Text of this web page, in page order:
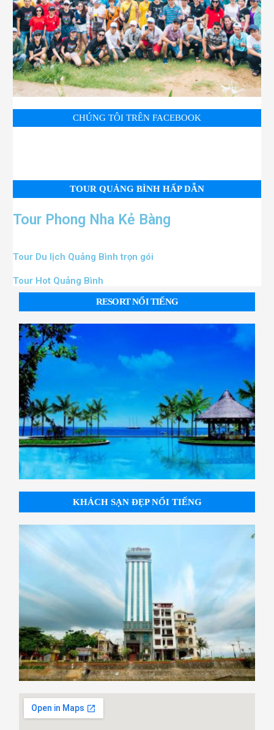
CHÚNG TÔI TRÊN FACEBOOK
TOUR QUẢNG BÌNH HẤP DẪN
Tour Phong Nha Kẻ Bàng
Tour Du lịch Quảng Bình trọn gói
Tour Hot Quảng Bình
RESORT NỔI TIẾNG
KHÁCH SẠN ĐẸP NỔI TIẾNG